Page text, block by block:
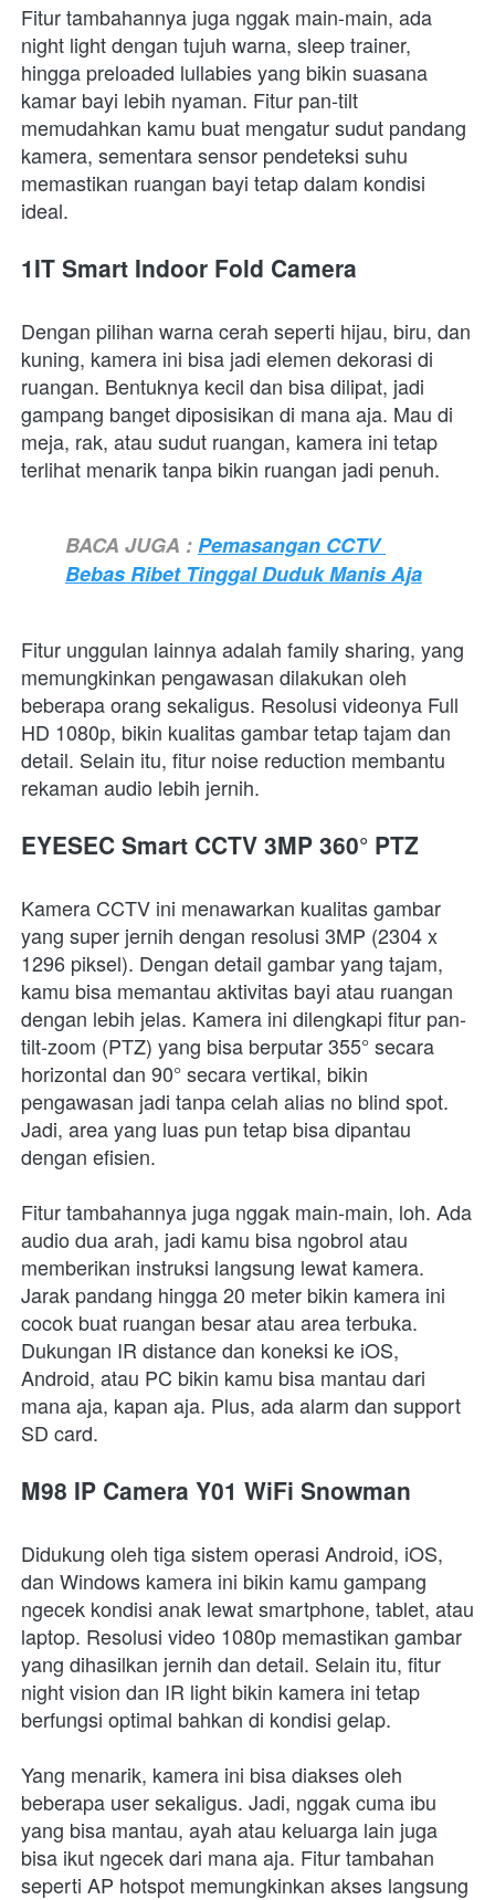
Fitur tambahannya juga nggak main-main, ada
night light dengan tujuh warna, sleep trainer,
hingga preloaded lullabies yang bikin suasana
kamar bayi lebih nyaman. Fitur pan-tilt
memudahkan kamu buat mengatur sudut pandang
kamera, sementara sensor pendeteksi suhu
memastikan ruangan bayi tetap dalam kondisi
ideal.
1IT Smart Indoor Fold Camera
Dengan pilihan warna cerah seperti hijau, biru, dan
kuning, kamera ini bisa jadi elemen dekorasi di
ruangan. Bentuknya kecil dan bisa dilipat, jadi
gampang banget diposisikan di mana aja. Mau di
meja, rak, atau sudut ruangan, kamera ini tetap
terlihat menarik tanpa bikin ruangan jadi penuh.
BACA JUGA : Pemasangan CCTV
Bebas Ribet Tinggal Duduk Manis Aja
Fitur unggulan lainnya adalah family sharing, yang
memungkinkan pengawasan dilakukan oleh
beberapa orang sekaligus. Resolusi videonya Full
HD 1080p, bikin kualitas gambar tetap tajam dan
detail. Selain itu, fitur noise reduction membantu
rekaman audio lebih jernih.
EYESEC Smart CCTV 3MP 360° PTZ
Kamera CCTV ini menawarkan kualitas gambar
yang super jernih dengan resolusi 3MP (2304 x
1296 piksel). Dengan detail gambar yang tajam,
kamu bisa memantau aktivitas bayi atau ruangan
dengan lebih jelas. Kamera ini dilengkapi fitur pan-
tilt-zoom (PTZ) yang bisa berputar 355° secara
horizontal dan 90° secara vertikal, bikin
pengawasan jadi tanpa celah alias no blind spot.
Jadi, area yang luas pun tetap bisa dipantau
dengan efisien.
Fitur tambahannya juga nggak main-main, loh. Ada
audio dua arah, jadi kamu bisa ngobrol atau
memberikan instruksi langsung lewat kamera.
Jarak pandang hingga 20 meter bikin kamera ini
cocok buat ruangan besar atau area terbuka.
Dukungan IR distance dan koneksi ke iOS,
Android, atau PC bikin kamu bisa mantau dari
mana aja, kapan aja. Plus, ada alarm dan support
SD card.
M98 IP Camera Y01 WiFi Snowman
Didukung oleh tiga sistem operasi Android, iOS,
dan Windows kamera ini bikin kamu gampang
ngecek kondisi anak lewat smartphone, tablet, atau
laptop. Resolusi video 1080p memastikan gambar
yang dihasilkan jernih dan detail. Selain itu, fitur
night vision dan IR light bikin kamera ini tetap
berfungsi optimal bahkan di kondisi gelap.
Yang menarik, kamera ini bisa diakses oleh
beberapa user sekaligus. Jadi, nggak cuma ibu
yang bisa mantau, ayah atau keluarga lain juga
bisa ikut ngecek dari mana aja. Fitur tambahan
seperti AP hotspot memungkinkan akses langsung